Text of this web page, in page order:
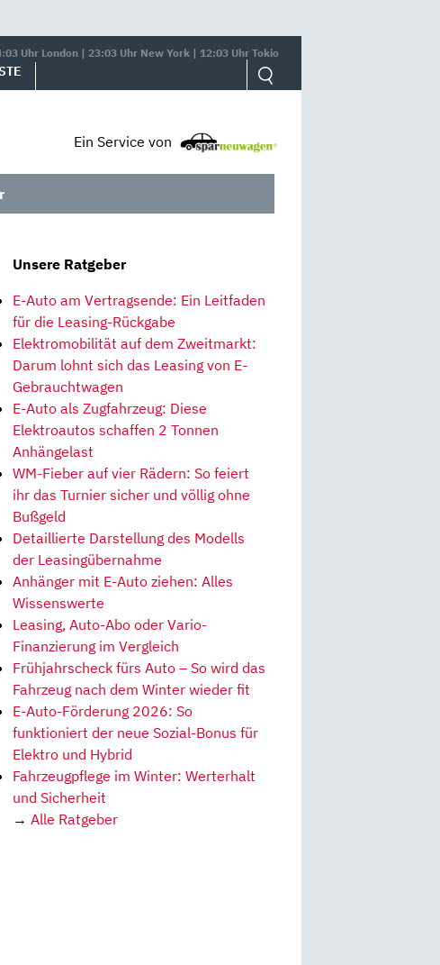
Uhr London | 23:03 Uhr New York | 12:03 Uhr Tokio
Ein Service von
Unsere Ratgeber
E-Auto am Vertragsende: Ein Leitfaden
für die Leasing-Rückgabe
Elektromobilität auf dem Zweitmarkt:
Darum lohnt sich das Leasing von E-
Gebrauchtwagen
E-Auto als Zugfahrzeug: Diese
Elektroautos schaffen 2 Tonnen
Anhängelast
WM-Fieber auf vier Rädern: So feiert
ihr das Turnier sicher und völlig ohne
Bußgeld
Detaillierte Darstellung des Modells
der Leasingübernahme
Anhänger mit E-Auto ziehen: Alles
Wissenswerte
Leasing, Auto-Abo oder Vario-
Finanzierung im Vergleich
Frühjahrscheck fürs Auto – So wird das
Fahrzeug nach dem Winter wieder fit
E-Auto-Förderung 2026: So
funktioniert der neue Sozial-Bonus für
Elektro und Hybrid
Fahrzeugpflege im Winter: Werterhalt
und Sicherheit
→ Alle Ratgeber